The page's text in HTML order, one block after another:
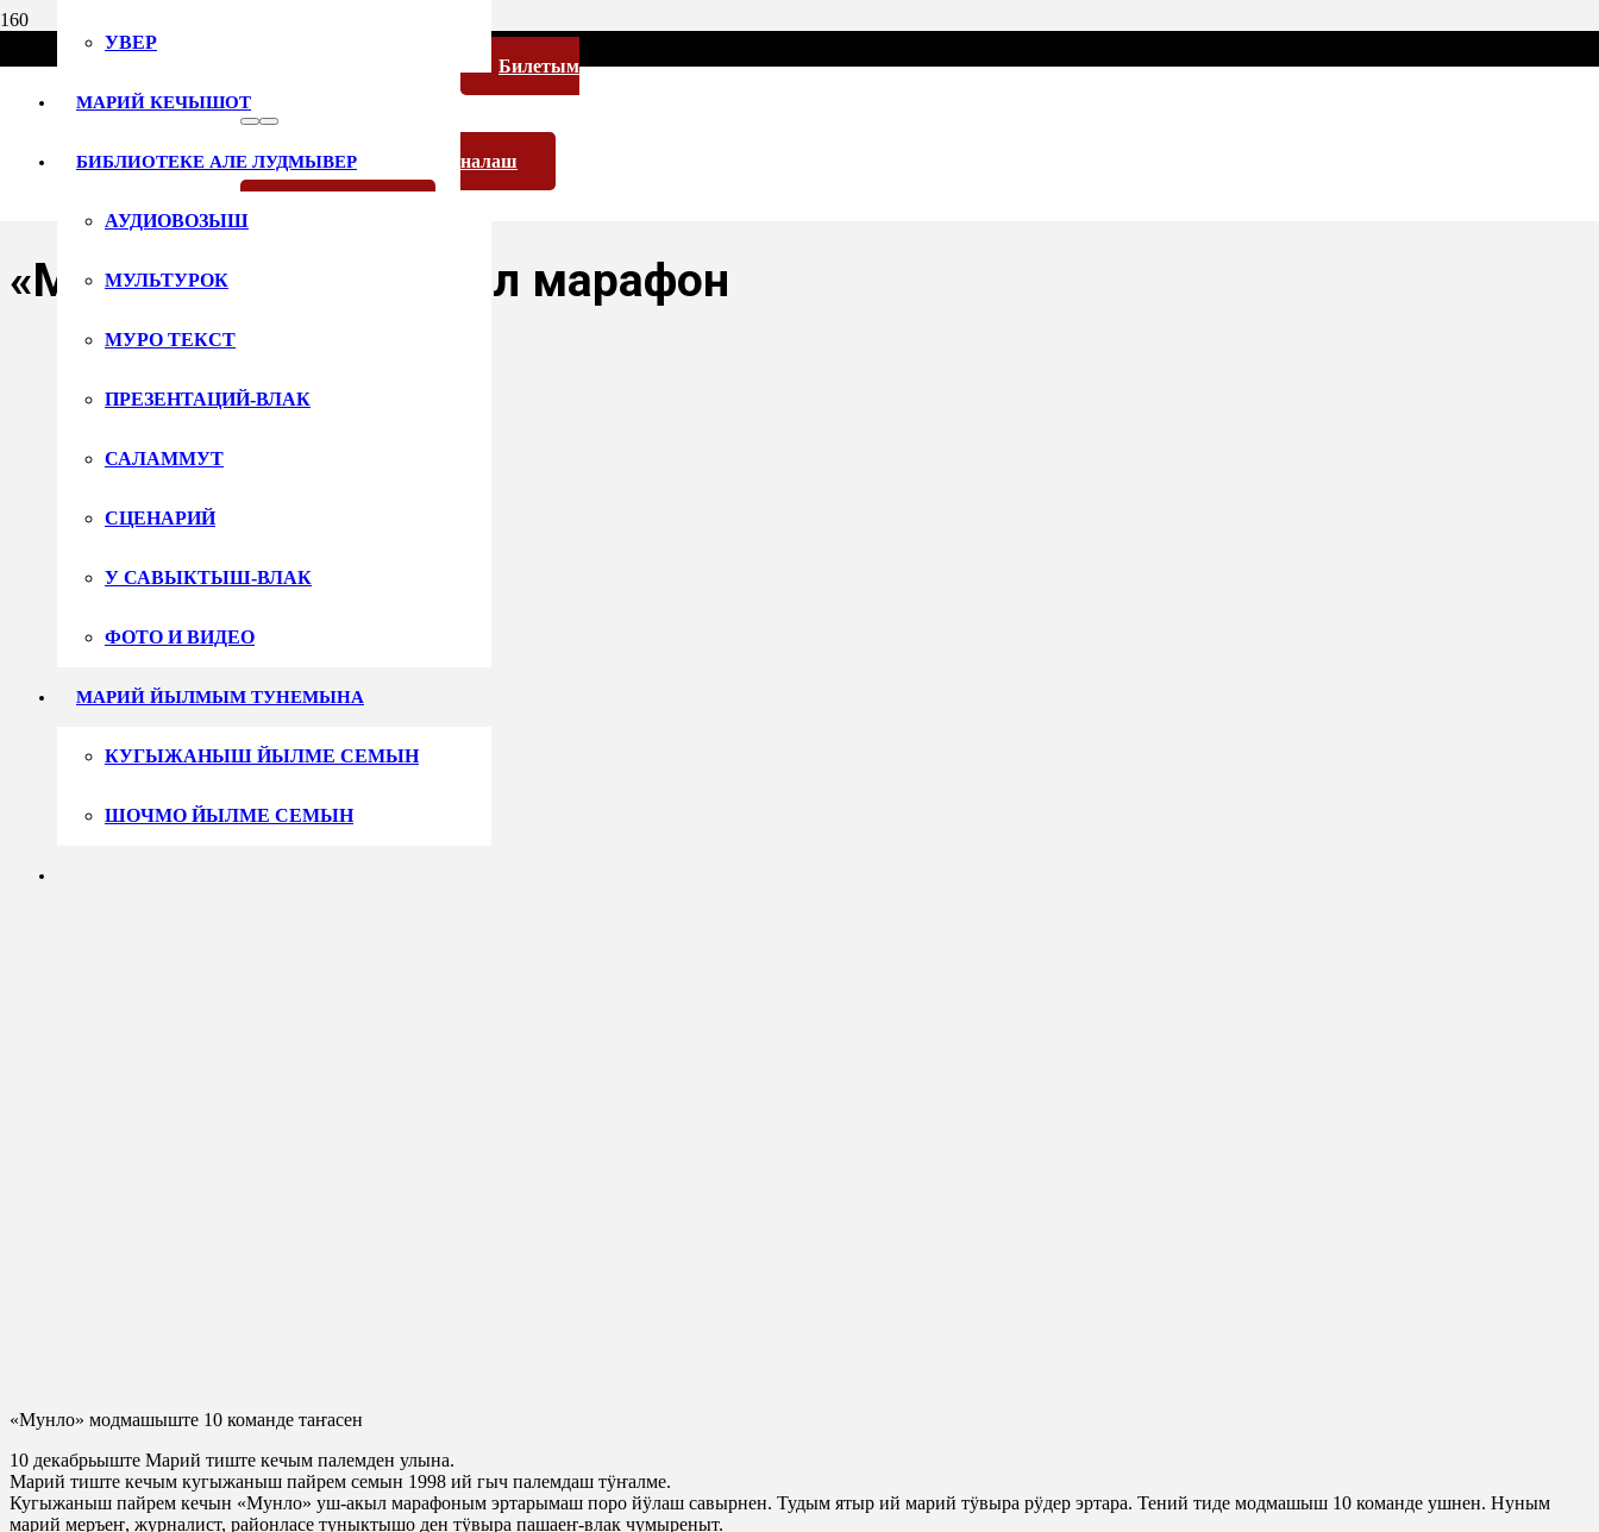
Билетым
налаш
УВЕР
МАРИЙ КЕЧЫШОТ
БИБЛИОТЕКЕ АЛЕ ЛУДМЫВЕР
АУДИОВОЗЫШ
МУЛЬТУРОК
МУРО ТЕКСТ
ПРЕЗЕНТАЦИЙ-ВЛАК
САЛАММУТ
СЦЕНАРИЙ
У САВЫКТЫШ-ВЛАК
ФОТО И ВИДЕО
МАРИЙ ЙЫЛМЫМ ТУНЕМЫНА
КУГЫЖАНЫШ ЙЫЛМЕ СЕМЫН
ШОЧМО ЙЫЛМЕ СЕМЫН
«Мунло» интеллектуал марафон
«Мунло» модмашыште 10 команде таҥасен
10 декабрьыште Марий тиште кечым палемден улына.
Марий тиште кечым кугыжаныш пайрем семын 1998 ий гыч палемдаш тӱҥалме.
Кугыжаныш пайрем кечын «Мунло» уш-акыл марафоным эртарымаш поро йӱлаш савырнен. Тудым ятыр ий марий тӱвыра рӱдер эртара. Тений тиде модмашыш 10 команде ушнен. Нуным
марий меръеҥ, журналист, районласе туныктышо ден тӱвыра пашаеҥ-влак чумыреныт.